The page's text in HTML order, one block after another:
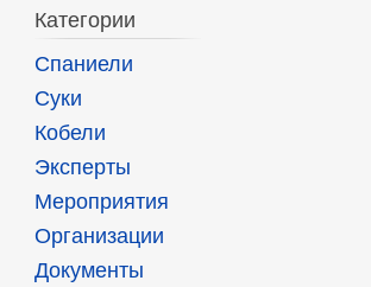
Категории
Спаниели
Суки
Кобели
Эксперты
Мероприятия
Организации
Документы